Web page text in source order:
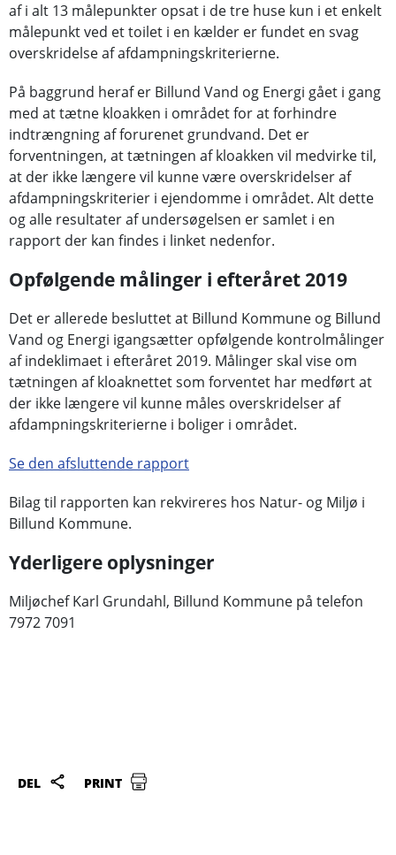
af i alt 13 målepunkter opsat i de tre huse kun i et enkelt
målepunkt ved et toilet i en kælder er fundet en svag
overskridelse af afdampningskriterierne.
På baggrund heraf er Billund Vand og Energi gået i gang
med at tætne kloakken i området for at forhindre
indtrængning af forurenet grundvand. Det er
forventningen, at tætningen af kloakken vil medvirke til,
at der ikke længere vil kunne være overskridelser af
afdampningskriterier i ejendomme i området. Alt dette
og alle resultater af undersøgelsen er samlet i en
rapport der kan findes i linket nedenfor.
Opfølgende målinger i efteråret 2019
Det er allerede besluttet at Billund Kommune og Billund
Vand og Energi igangsætter opfølgende kontrolmålinger
af indeklimaet i efteråret 2019. Målinger skal vise om
tætningen af kloaknettet som forventet har medført at
der ikke længere vil kunne måles overskridelser af
afdampningskriterierne i boliger i området.
Se den afsluttende rapport
Bilag til rapporten kan rekvireres hos Natur- og Miljø i
Billund Kommune.
Yderligere oplysninger
Miljøchef Karl Grundahl, Billund Kommune på telefon
7972 7091
DEL PRINT